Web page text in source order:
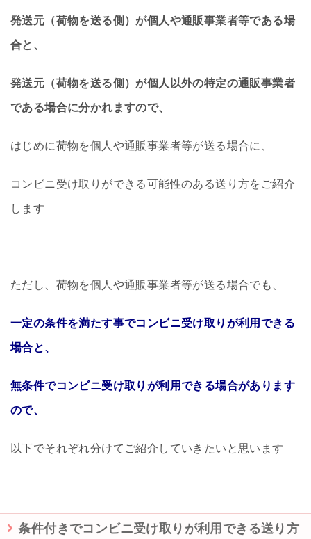
発送元（荷物を送る側）が個人や通販事業者等である場
合と、
発送元（荷物を送る側）が個人以外の特定の通販事業者
である場合に分かれますので、
はじめに荷物を個人や通販事業者等が送る場合に、
コンビニ受け取りができる可能性のある送り方をご紹介
します
ただし、荷物を個人や通販事業者等が送る場合でも、
一定の条件を満たす事でコンビニ受け取りが利用できる
場合と、
無条件でコンビニ受け取りが利用できる場合があります
ので、
以下でそれぞれ分けてご紹介していきたいと思います
条件付きでコンビニ受け取りが利用できる送り方